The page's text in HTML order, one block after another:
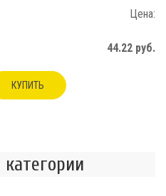
Цена:
44.22 руб.
КУПИТЬ